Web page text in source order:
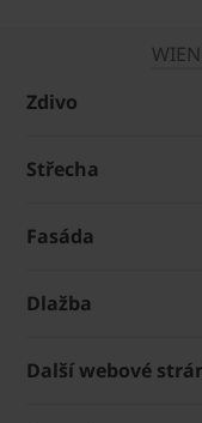
Zdivo
Střecha
Fasáda
Dlažba
Další webové